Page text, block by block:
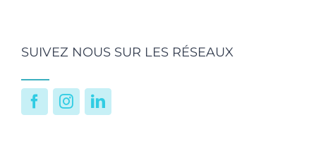
SUIVEZ NOUS SUR LES RÉSEAUX
FacebookInstagramLinkedIn